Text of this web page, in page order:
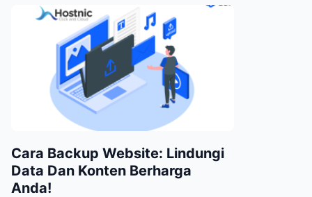
Cara Backup Website: Lindungi
Data Dan Konten Berharga
Anda!